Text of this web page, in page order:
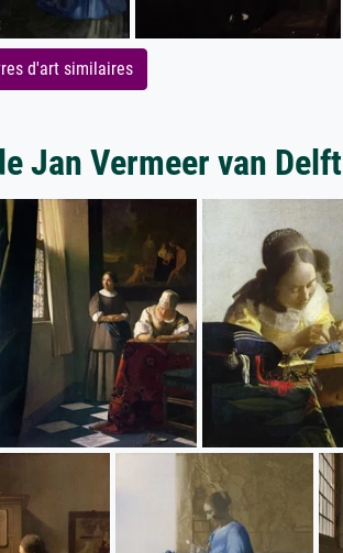
d'art similaires
Jan Vermeer van Delft